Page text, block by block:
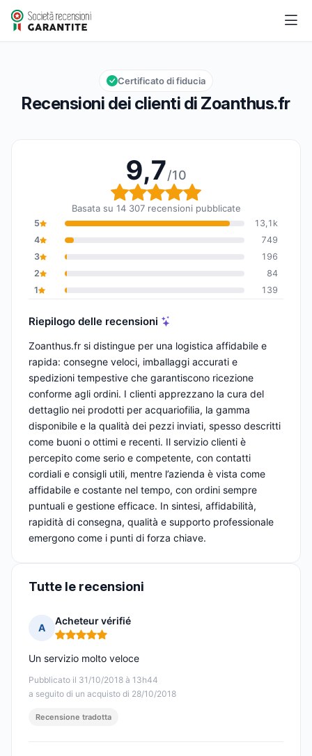
Zoanthus.fr
Valutazione globale: 9,7 su 10
9,7/10
Recensioni dei clienti di Zoanthus.fr
Certificato di fiducia
9,7/10
Valutazione globale:
Basata su 14 307 recensioni pubblicate
5
13,1k
4
749
3
196
2
84
1
139
Riepilogo delle recensioni
Zoanthus.fr si distingue per una logistica affidabile e
rapida: consegne veloci, imballaggi accurati e
spedizioni tempestive che garantiscono ricezione
conforme agli ordini. I clienti apprezzano la cura del
dettaglio nei prodotti per acquariofilia, la gamma
disponibile e la qualità dei pezzi inviati, spesso descritti
come buoni o ottimi e recenti. Il servizio clienti è
percepito come serio e competente, con contatti
cordiali e consigli utili, mentre l’azienda è vista come
affidabile e costante nel tempo, con ordini sempre
puntuali e gestione efficace. In sintesi, affidabilità,
rapidità di consegna, qualità e supporto professionale
emergono come i punti di forza chiave.
Tutte le recensioni
A
Acheteur vérifié
Nota: 5 su 5
Pubblicato il 31/10/2018 à 13h44
a seguito di un acquisto di 28/10/2018
Un servizio molto veloce
Recensione tradotta